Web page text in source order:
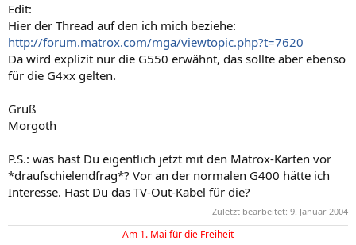
Edit:
Hier der Thread auf den ich mich beziehe:
http://forum.matrox.com/mga/viewtopic.php?t=7620
Da wird explizit nur die G550 erwähnt, das sollte aber ebenso
für die G4xx gelten.
Gruß
Morgoth
P.S.: was hast Du eigentlich jetzt mit den Matrox-Karten vor
*draufschielendfrag*? Vor an der normalen G400 hätte ich
Interesse. Hast Du das TV-Out-Kabel für die?
Zuletzt bearbeitet: 9. Januar 2004
Am 1. Mai für die Freiheit